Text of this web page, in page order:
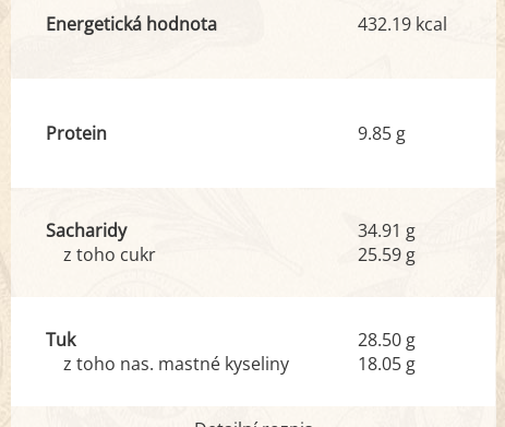
Energetická hodnota 432.19 kcal
Protein 9.85 g
Sacharidy
z toho cukr
34.91 g
25.59 g
Tuk
z toho nas. mastné kyseliny
28.50 g
18.05 g